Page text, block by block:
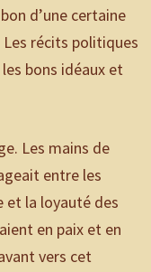
d’une certaine
récits politiques
bons idéaux et
Les mains de
entre les
et la loyauté des
en paix et en
vers cet